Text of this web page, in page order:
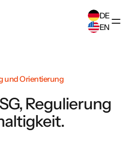
DE
EN
English(EN
und Orientierung
Regulierung